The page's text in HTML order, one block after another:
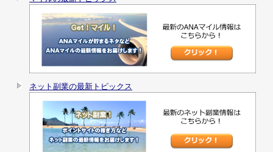
ネット副業の最新トピックス